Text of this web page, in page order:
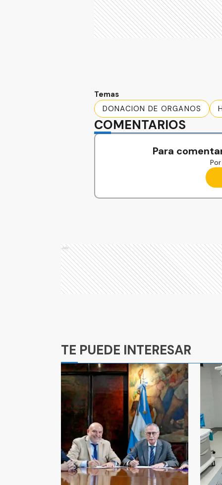
Temas
DONACION DE ORGANOS
COMENTARIOS
Para
Ads
TE PUEDE INTERESAR